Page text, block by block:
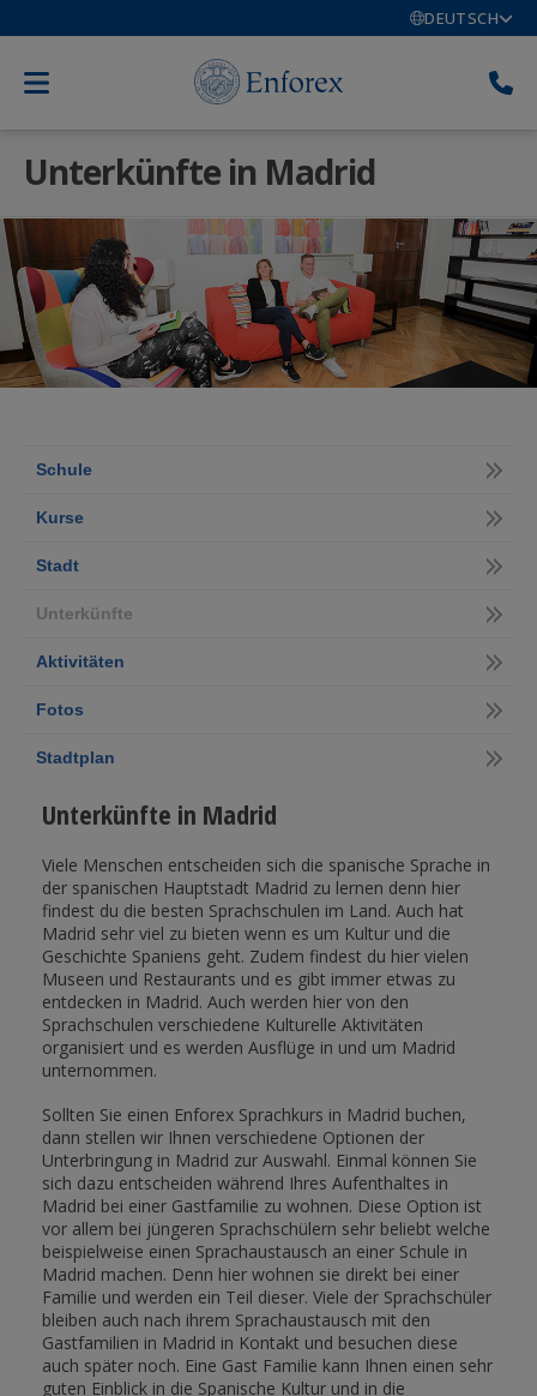
DEUTSCH
Unterkünfte in Madrid
Schule
Kurse
Stadt
Unterkünfte
Aktivitäten
Fotos
Stadtplan
Unterkünfte in Madrid
Viele Menschen entscheiden sich die spanische Sprache in
der spanischen Hauptstadt Madrid zu lernen denn hier
findest du die besten Sprachschulen im Land. Auch hat
Madrid sehr viel zu bieten wenn es um Kultur und die
Geschichte Spaniens geht. Zudem findest du hier vielen
Museen und Restaurants und es gibt immer etwas zu
entdecken in Madrid. Auch werden hier von den
Sprachschulen verschiedene Kulturelle Aktivitäten
organisiert und es werden Ausflüge in und um Madrid
unternommen.
Sollten Sie einen Enforex Sprachkurs in Madrid buchen,
dann stellen wir Ihnen verschiedene Optionen der
Unterbringung in Madrid zur Auswahl. Einmal können Sie
sich dazu entscheiden während Ihres Aufenthaltes in
Madrid bei einer Gastfamilie zu wohnen. Diese Option ist
vor allem bei jüngeren Sprachschülern sehr beliebt welche
beispielweise einen Sprachaustausch an einer Schule in
Madrid machen. Denn hier wohnen sie direkt bei einer
Familie und werden ein Teil dieser. Viele der Sprachschüler
bleiben auch nach ihrem Sprachaustausch mit den
Gastfamilien in Madrid in Kontakt und besuchen diese
auch später noch. Eine Gast Familie kann Ihnen einen sehr
guten Einblick in die Spanische Kultur und in die